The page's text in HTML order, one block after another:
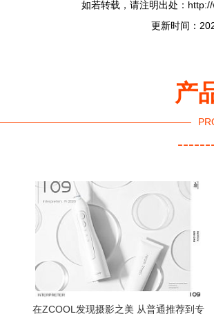
如若转载，请注明出处：
更新时间：
产
在ZCOOL发现摄影之美 从普通推荐到专